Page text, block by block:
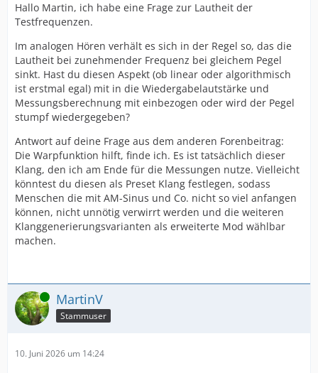
Hallo Martin, ich habe eine Frage zur Lautheit der
Testfrequenzen.
Im analogen Hören verhält es sich in der Regel so, das die
Lautheit bei zunehmender Frequenz bei gleichem Pegel
sinkt. Hast du diesen Aspekt (ob linear oder algorithmisch
ist erstmal egal) mit in die Wiedergabelautstärke und
Messungsberechnung mit einbezogen oder wird der Pegel
stumpf wiedergegeben?
Antwort auf deine Frage aus dem anderen Forenbeitrag:
Die Warpfunktion hilft, finde ich. Es ist tatsächlich dieser
Klang, den ich am Ende für die Messungen nutze. Vielleicht
könntest du diesen als Preset Klang festlegen, sodass
Menschen die mit AM-Sinus und Co. nicht so viel anfangen
können, nicht unnötig verwirrt werden und die weiteren
Klanggenerierungsvarianten als erweiterte Mod wählbar
machen.
Online MartinV
Stammuser
10. Juni 2026 um 14:24